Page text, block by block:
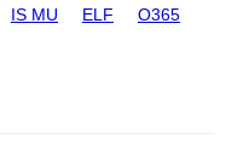
IS MU ELF O365